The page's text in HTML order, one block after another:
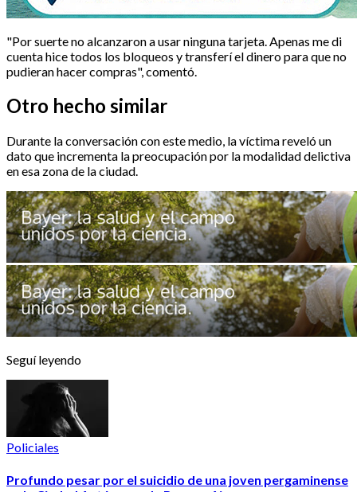
"Por suerte no alcanzaron a usar ninguna tarjeta. Apenas me di
cuenta hice todos los bloqueos y transferí el dinero para que no
pudieran hacer compras", comentó.
Otro hecho similar
Durante la conversación con este medio, la víctima reveló un
dato que incrementa la preocupación por la modalidad delictiva
en esa zona de la ciudad.
Seguí leyendo
Policiales
Profundo pesar por el suicidio de una joven pergaminense